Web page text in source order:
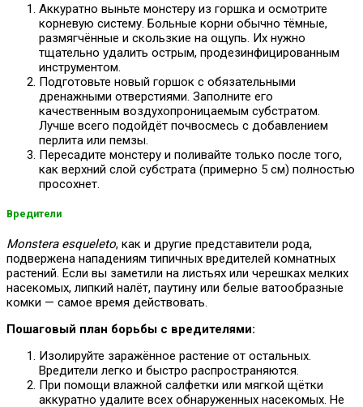
Аккуратно выньте монстеру из горшка и осмотрите
корневую систему. Больные корни обычно тёмные,
размягчённые и скользкие на ощупь. Их нужно
тщательно удалить острым, продезинфицированным
инструментом.
Подготовьте новый горшок с обязательными
дренажными отверстиями. Заполните его
качественным воздухопроницаемым субстратом.
Лучше всего подойдёт почвосмесь с добавлением
перлита или пемзы.
Пересадите монстеру и поливайте только после того,
как верхний слой субстрата (примерно 5 см) полностью
просохнет.
Вредители
Monstera esqueleto, как и другие представители рода,
подвержена нападениям типичных вредителей комнатных
растений. Если вы заметили на листьях или черешках мелких
насекомых, липкий налёт, паутину или белые ватообразные
комки — самое время действовать.
Пошаговый план борьбы с вредителями:
Изолируйте заражённое растение от остальных.
Вредители легко и быстро распространяются.
При помощи влажной салфетки или мягкой щётки
аккуратно удалите всех обнаруженных насекомых. Не